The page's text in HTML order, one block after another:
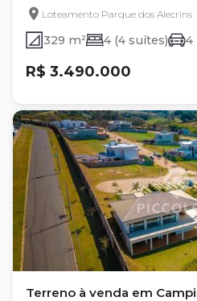
Loteamento Parque dos Alecrins
329 m² 4 (4 suítes) 4
R$ 3.490.000
Terreno à venda em